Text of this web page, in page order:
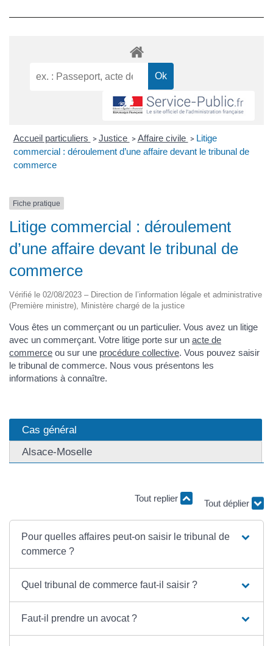
Accueil particuliers > Justice > Affaire civile > Litige
commercial : déroulement d’une affaire devant le tribunal de
commerce
Fiche pratique
Litige commercial : déroulement
d’une affaire devant le tribunal de
commerce
Vérifié le 02/08/2023 – Direction de l’information légale et administrative
(Première ministre), Ministère chargé de la justice
Vous êtes un commerçant ou un particulier. Vous avez un litige
avec un commerçant. Votre litige porte sur un acte de
commerce ou sur une procédure collective. Vous pouvez saisir
le tribunal de commerce. Nous vous présentons les
informations à connaître.
Cas général
Alsace-Moselle
Tout replier
Tout déplier
Pour quelles affaires peut-on saisir le tribunal de
commerce ?
Quel tribunal de commerce faut-il saisir ?
Faut-il prendre un avocat ?